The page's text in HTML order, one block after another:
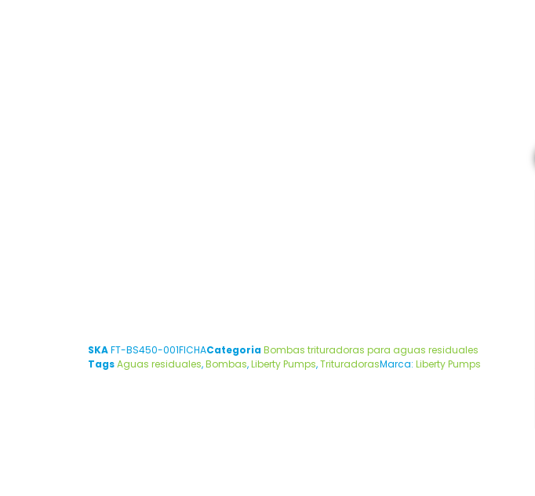
SKAFT-BS450-001FICHACategoriaBombas trituradoras para aguas residuales
TagsAguas residuales,Bombas,Liberty Pumps,TrituradorasMarca: Liberty Pumps